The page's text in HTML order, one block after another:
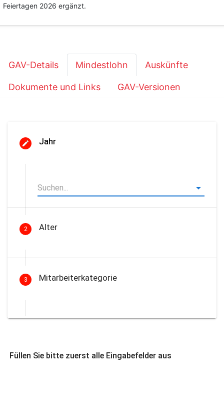
Feiertagen 2026 ergänzt.
GAV-Details Mindestlohn Auskünfte
Dokumente und Links GAV-Versionen
Jahr
2 Alter
3 Mitarbeiterkategorie
Füllen Sie bitte zuerst alle Eingabefelder aus